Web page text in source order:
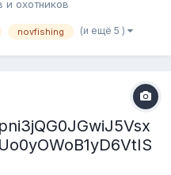
охотников
novfishing (и ещё 5 )